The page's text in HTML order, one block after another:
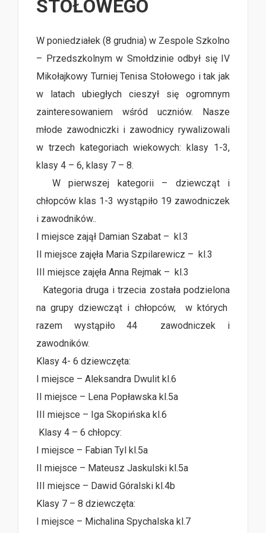
STOŁOWEGO
W poniedziałek (8 grudnia) w Zespole Szkolno
– Przedszkolnym w Smołdzinie odbył się IV
Mikołajkowy Turniej Tenisa Stołowego i tak jak
w latach ubiegłych cieszył się ogromnym
zainteresowaniem wśród uczniów. Nasze
młode zawodniczki i zawodnicy rywalizowali
w trzech kategoriach wiekowych: klasy 1-3,
klasy 4 – 6, klasy 7 – 8.
W pierwszej kategorii – dziewcząt i
chłopców klas 1-3 wystąpiło 19 zawodniczek
i zawodników..
I miejsce zajął Damian Szabat – kl.3
II miejsce zajęła Maria Szpilarewicz – kl.3
III miejsce zajęła Anna Rejmak – kl.3
Kategoria druga i trzecia została podzielona
na grupy dziewcząt i chłopców, w których
razem wystąpiło 44 zawodniczek i
zawodników.
Klasy 4- 6 dziewczęta:
I miejsce – Aleksandra Dwulit kl.6
II miejsce – Lena Popławska kl.5a
III miejsce – Iga Skopińska kl.6
Klasy 4 – 6 chłopcy:
I miejsce – Fabian Tyl kl.5a
II miejsce – Mateusz Jaskulski kl.5a
III miejsce – Dawid Góralski kl.4b
Klasy 7 – 8 dziewczęta:
I miejsce – Michalina Spychalska kl.7